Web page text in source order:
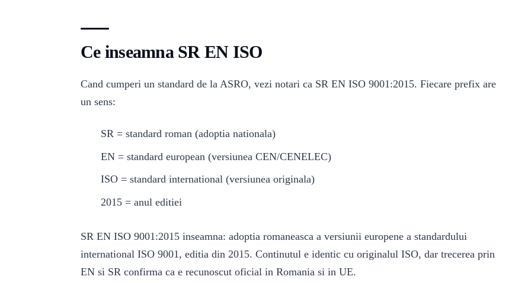
Ce inseamna SR EN ISO
Cand cumperi un standard de la ASRO, vezi notari ca SR EN ISO 9001:2015. Fiecare prefix are
un sens:
SR = standard roman (adoptia nationala)
EN = standard european (versiunea CEN/CENELEC)
ISO = standard international (versiunea originala)
2015 = anul editiei
SR EN ISO 9001:2015 inseamna: adoptia romaneasca a versiunii europene a standardului
international ISO 9001, editia din 2015. Continutul e identic cu originalul ISO, dar trecerea prin
EN si SR confirma ca e recunoscut oficial in Romania si in UE.